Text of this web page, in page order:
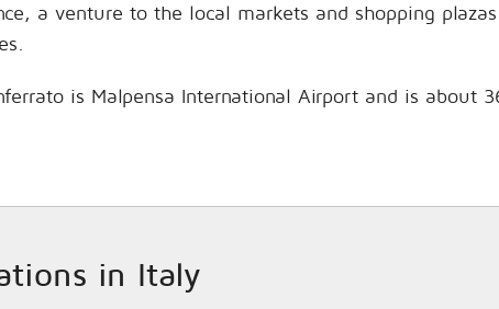
a venture to the local markets and shopping
is Malpensa International Airport and is about
in Italy